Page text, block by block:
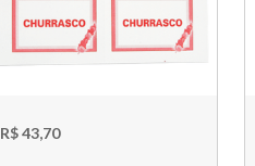
R$ 43,70